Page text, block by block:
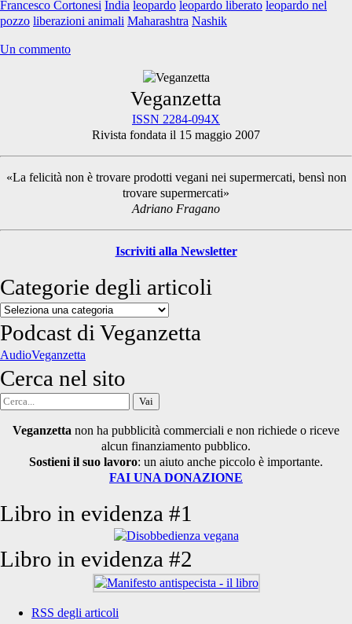
Francesco Cortonesi India leopardo leopardo liberato leopardo nel
pozzo liberazioni animali Maharashtra Nashik
Un commento
Sidebar
Veganzetta
ISSN 2284-094X
Rivista fondata il 15 maggio 2007
«La felicità non è trovare prodotti vegani nei supermercati, bensì non
trovare supermercati»
Adriano Fragano
Iscriviti alla Newsletter
Categorie degli articoli
Categorie
degli
articoli
Podcast di Veganzetta
AudioVeganzetta
Cerca nel sito
Cerca
Veganzetta non ha pubblicità commerciali e non richiede o riceve
alcun finanziamento pubblico.
Sostieni il suo lavoro: un aiuto anche piccolo è importante.
FAI UNA DONAZIONE
Libro in evidenza #1
Libro in evidenza #2
RSS degli articoli